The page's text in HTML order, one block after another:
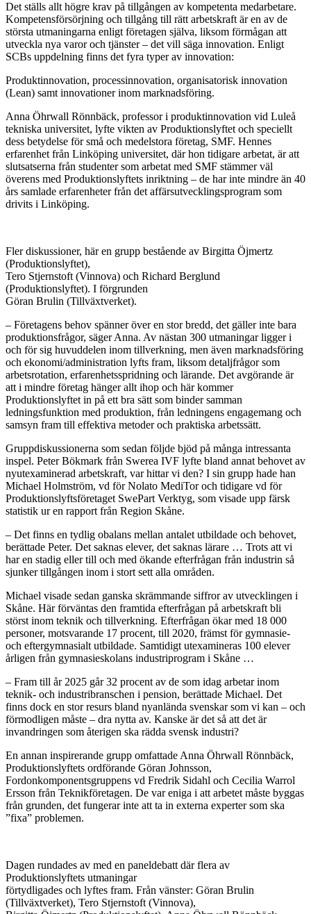
Det ställs allt högre krav på tillgången av kompetenta medarbetare.
Kompetensförsörjning och tillgång till rätt arbetskraft är en av de
största utmaningarna enligt företagen själva, liksom förmågan att
utveckla nya varor och tjänster – det vill säga innovation. Enligt
SCBs uppdelning finns det fyra typer av innovation:
Produktinnovation, processinnovation, organisatorisk innovation
(Lean) samt innovationer inom marknadsföring.
Anna Öhrwall Rönnbäck, professor i produktinnovation vid Luleå
tekniska universitet, lyfte vikten av Produktionslyftet och speciellt
dess betydelse för små och medelstora företag, SMF. Hennes
erfarenhet från Linköping universitet, där hon tidigare arbetat, är att
slutsatserna från studenter som arbetat med SMF stämmer väl
överens med Produktionslyftets inriktning – de har inte mindre än 40
års samlade erfarenheter från det affärsutvecklingsprogram som
drivits i Linköping.
Fler diskussioner, här en grupp bestående av Birgitta Öjmertz
(Produktionslyftet),
Tero Stjernstoft (Vinnova) och Richard Berglund
(Produktionslyftet). I förgrunden
Göran Brulin (Tillväxtverket).
– Företagens behov spänner över en stor bredd, det gäller inte bara
produktionsfrågor, säger Anna. Av nästan 300 utmaningar ligger i
och för sig huvuddelen inom tillverkning, men även marknadsföring
och ekonomi/administration lyfts fram, liksom detaljfrågor som
arbetsrotation, erfarenhetsspridning och lärande. Det avgörande är
att i mindre företag hänger allt ihop och här kommer
Produktionslyftet in på ett bra sätt som binder samman
ledningsfunktion med produktion, från ledningens engagemang och
samsyn fram till effektiva metoder och praktiska arbetssätt.
Gruppdiskussionerna som sedan följde bjöd på många intressanta
inspel. Peter Bökmark från Swerea IVF lyfte bland annat behovet av
nyutexaminerad arbetskraft, var hittar vi den? I sin grupp hade han
Michael Holmström, vd för Nolato MediTor och tidigare vd för
Produktionslyftsföretaget SwePart Verktyg, som visade upp färsk
statistik ur en rapport från Region Skåne.
– Det finns en tydlig obalans mellan antalet utbildade och behovet,
berättade Peter. Det saknas elever, det saknas lärare … Trots att vi
har en stadig eller till och med ökande efterfrågan från industrin så
sjunker tillgången inom i stort sett alla områden.
Michael visade sedan ganska skrämmande siffror av utvecklingen i
Skåne. Här förväntas den framtida efterfrågan på arbetskraft bli
störst inom teknik och tillverkning. Efterfrågan ökar med 18 000
personer, motsvarande 17 procent, till 2020, främst för gymnasie-
och eftergymnasialt utbildade. Samtidigt utexamineras 100 elever
årligen från gymnasieskolans industriprogram i Skåne …
– Fram till år 2025 går 32 procent av de som idag arbetar inom
teknik- och industribranschen i pension, berättade Michael. Det
finns dock en stor resurs bland nyanlända svenskar som vi kan – och
förmodligen måste – dra nytta av. Kanske är det så att det är
invandringen som återigen ska rädda svensk industri?
En annan inspirerande grupp omfattade Anna Öhrwall Rönnbäck,
Produktionslyftets ordförande Göran Johnsson,
Fordonkomponentsgruppens vd Fredrik Sidahl och Cecilia Warrol
Ersson från Teknikföretagen. De var eniga i att arbetet måste byggas
från grunden, det fungerar inte att ta in externa experter som ska
”fixa” problemen.
Dagen rundades av med en paneldebatt där flera av
Produktionslyftets utmaningar
förtydligades och lyftes fram. Från vänster: Göran Brulin
(Tillväxtverket), Tero Stjernstoft (Vinnova),